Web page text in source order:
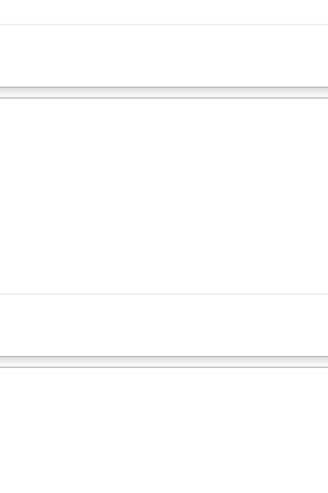
o wysoką jakość obsługi klientów oraz firm;
o wysoką jakość obsługi klientów oraz firm;